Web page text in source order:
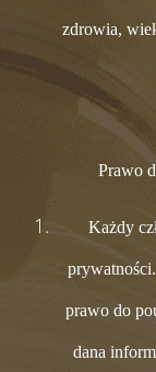
zdrowia,
Prawo
Każdy
prawo do
dana